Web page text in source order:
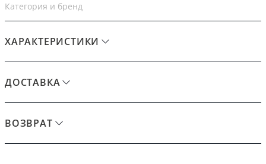
Категория и бренд
ХАРАКТЕРИСТИКИ
ДОСТАВКА
ВОЗВРАТ